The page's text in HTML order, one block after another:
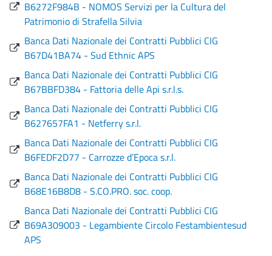
B6272F984B - NOMOS Servizi per la Cultura del
Patrimonio di Strafella Silvia
Banca Dati Nazionale dei Contratti Pubblici CIG
B67D41BA74 - Sud Ethnic APS
Banca Dati Nazionale dei Contratti Pubblici CIG
B67BBFD384 - Fattoria delle Api s.r.l.s.
Banca Dati Nazionale dei Contratti Pubblici CIG
B627657FA1 - Netferry s.r.l.
Banca Dati Nazionale dei Contratti Pubblici CIG
B6FEDF2D77 - Carrozze d’Epoca s.r.l.
Banca Dati Nazionale dei Contratti Pubblici CIG
B68E16B8D8 - S.CO.PRO. soc. coop.
Banca Dati Nazionale dei Contratti Pubblici CIG
B69A309003 - Legambiente Circolo Festambientesud
APS